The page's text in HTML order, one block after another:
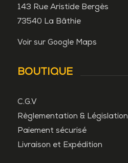
143 Rue Aristide Bergès
73540 La Bâthie
Voir sur Google Maps
BOUTIQUE
C.G.V
Règlementation & Législation
Paiement sécurisé
Livraison et Expédition